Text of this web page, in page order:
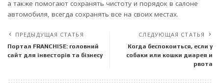
а также помогают сохранять чистоту и порядок в салоне
автомобиля, всегда сохранять все на своих местах.
ПРЕДЫДУЩАЯ СТАТЬЯ
Портал FRANCHISE: головний
сайт для інвесторів та бізнесу
СЛЕДУЮЩАЯ СТАТЬЯ
Когда беспокоиться, если у
собаки или кошки диарея и
рвота